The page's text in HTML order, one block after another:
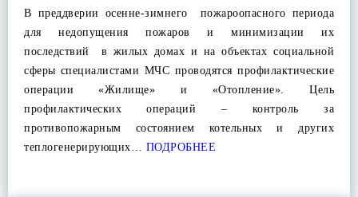
В преддверии осенне-зимнего пожароопасного периода
для недопущения пожаров и минимизации их
последствий в жилых домах и на объектах социальной
сферы специалистами МЧС проводятся профилактические
операции «Жилище» и «Отопление». Цель
профилактических операций – контроль за
противопожарным состоянием котельных и других
теплогенерирующих… ПОДРОБНЕЕ